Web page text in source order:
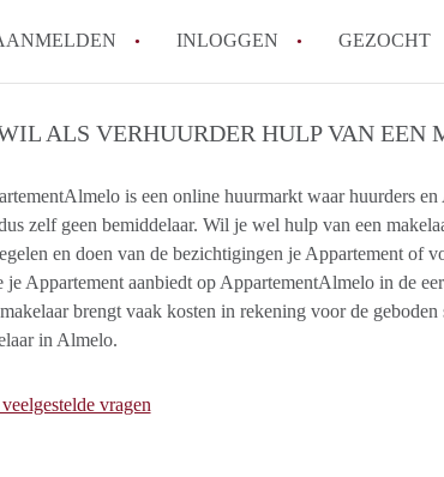
INLOGGEN GEZOCHT
Wat is
Hoeveel kost het om
Tips: om in Almelo een
Wat is de
Alle veelgestelde vragen
ALS VERHUURDER HULP VAN
is een online huurmarkt waar huurders
zelf geen bemiddelaar. Wil je wel hulp van een
en doen van de bezichtigingen je Appartement of
je Appartement aanbiedt op AppartementAlmelo in de
brengt vaak kosten in rekening voor de
in Almelo.
vragen